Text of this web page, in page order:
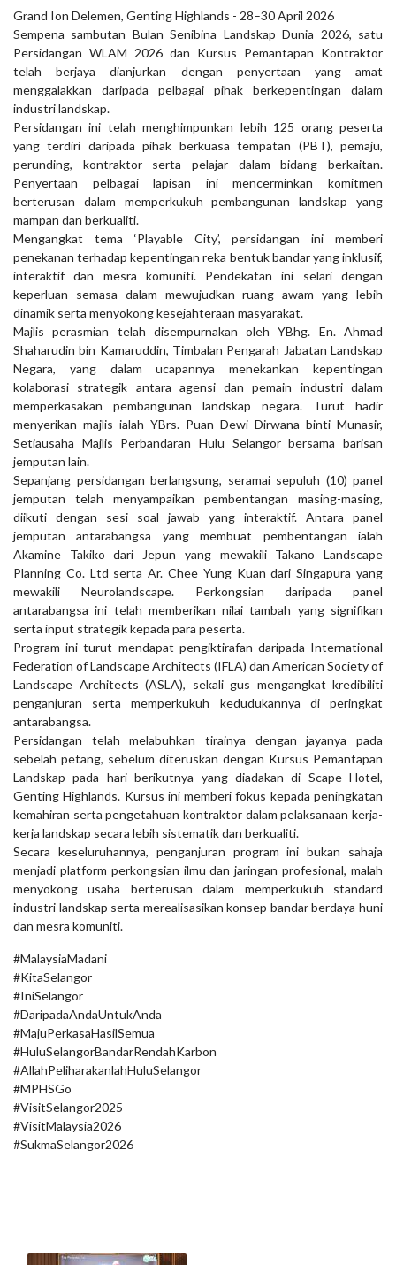
Grand Ion Delemen, Genting Highlands - 28–30 April 2026
Sempena sambutan Bulan Senibina Landskap Dunia 2026, satu
Persidangan WLAM 2026 dan Kursus Pemantapan Kontraktor
telah berjaya dianjurkan dengan penyertaan yang amat
menggalakkan daripada pelbagai pihak berkepentingan dalam
industri landskap.
Persidangan ini telah menghimpunkan lebih 125 orang peserta
yang terdiri daripada pihak berkuasa tempatan (PBT), pemaju,
perunding, kontraktor serta pelajar dalam bidang berkaitan.
Penyertaan pelbagai lapisan ini mencerminkan komitmen
berterusan dalam memperkukuh pembangunan landskap yang
mampan dan berkualiti.
Mengangkat tema ‘Playable City’, persidangan ini memberi
penekanan terhadap kepentingan reka bentuk bandar yang inklusif,
interaktif dan mesra komuniti. Pendekatan ini selari dengan
keperluan semasa dalam mewujudkan ruang awam yang lebih
dinamik serta menyokong kesejahteraan masyarakat.
Majlis perasmian telah disempurnakan oleh YBhg. En. Ahmad
Shaharudin bin Kamaruddin, Timbalan Pengarah Jabatan Landskap
Negara, yang dalam ucapannya menekankan kepentingan
kolaborasi strategik antara agensi dan pemain industri dalam
memperkasakan pembangunan landskap negara. Turut hadir
menyerikan majlis ialah YBrs. Puan Dewi Dirwana binti Munasir,
Setiausaha Majlis Perbandaran Hulu Selangor bersama barisan
jemputan lain.
Sepanjang persidangan berlangsung, seramai sepuluh (10) panel
jemputan telah menyampaikan pembentangan masing-masing,
diikuti dengan sesi soal jawab yang interaktif. Antara panel
jemputan antarabangsa yang membuat pembentangan ialah
Akamine Takiko dari Jepun yang mewakili Takano Landscape
Planning Co. Ltd serta Ar. Chee Yung Kuan dari Singapura yang
mewakili Neurolandscape. Perkongsian daripada panel
antarabangsa ini telah memberikan nilai tambah yang signifikan
serta input strategik kepada para peserta.
Program ini turut mendapat pengiktirafan daripada International
Federation of Landscape Architects (IFLA) dan American Society of
Landscape Architects (ASLA), sekali gus mengangkat kredibiliti
penganjuran serta memperkukuh kedudukannya di peringkat
antarabangsa.
Persidangan telah melabuhkan tirainya dengan jayanya pada
sebelah petang, sebelum diteruskan dengan Kursus Pemantapan
Landskap pada hari berikutnya yang diadakan di Scape Hotel,
Genting Highlands. Kursus ini memberi fokus kepada peningkatan
kemahiran serta pengetahuan kontraktor dalam pelaksanaan kerja-
kerja landskap secara lebih sistematik dan berkualiti.
Secara keseluruhannya, penganjuran program ini bukan sahaja
menjadi platform perkongsian ilmu dan jaringan profesional, malah
menyokong usaha berterusan dalam memperkukuh standard
industri landskap serta merealisasikan konsep bandar berdaya huni
dan mesra komuniti.
#MalaysiaMadani
#KitaSelangor
#IniSelangor
#DaripadaAndaUntukAnda
#MajuPerkasaHasilSemua
#HuluSelangorBandarRendahKarbon
#AllahPeliharakanlahHuluSelangor
#MPHSGo
#VisitSelangor2025
#VisitMalaysia2026
#SukmaSelangor2026